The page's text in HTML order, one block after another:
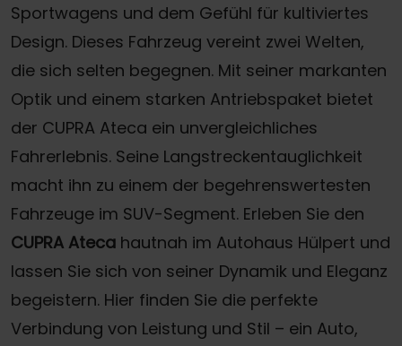
Sportwagens und dem Gefühl für kultiviertes
Design. Dieses Fahrzeug vereint zwei Welten,
die sich selten begegnen. Mit seiner markanten
Optik und einem starken Antriebspaket bietet
der CUPRA Ateca ein unvergleichliches
Fahrerlebnis. Seine Langstreckentauglichkeit
macht ihn zu einem der begehrenswertesten
Fahrzeuge im SUV-Segment. Erleben Sie den
CUPRA Ateca hautnah im Autohaus Hülpert und
lassen Sie sich von seiner Dynamik und Eleganz
begeistern. Hier finden Sie die perfekte
Verbindung von Leistung und Stil – ein Auto,